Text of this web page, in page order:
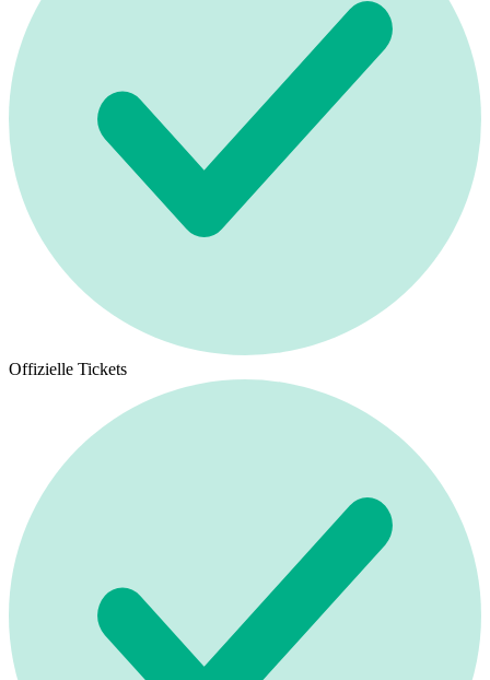
Offizielle Tickets